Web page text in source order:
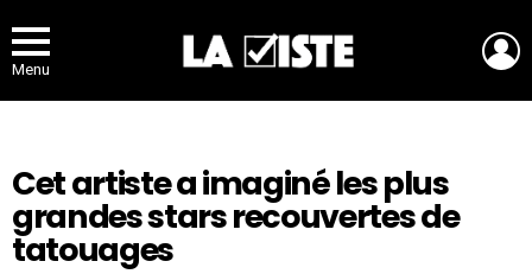
Menu
Cet artiste a imaginé les plus
grandes stars recouvertes de
tatouages